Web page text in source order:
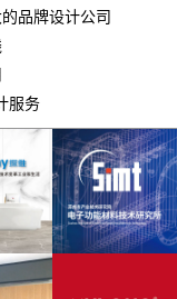
品牌设计公司
服务